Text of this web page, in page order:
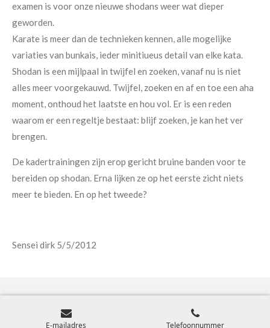
examen is voor onze nieuwe shodans weer wat dieper
geworden.
Karate is meer dan de technieken kennen, alle mogelijke
variaties van bunkais, ieder minitiueus detail van elke kata.
Shodan is een mijlpaal in twijfel en zoeken, vanaf nu is niet
alles meer voorgekauwd. Twijfel, zoeken en af en toe een aha
moment, onthoud het laatste en hou vol. Er is een reden
waarom er een regeltje bestaat: blijf zoeken, je kan het ver
brengen.
De kadertrainingen zijn erop gericht bruine banden voor te
bereiden op shodan. Erna lijken ze op het eerste zicht niets
meer te bieden. En op het tweede?
Sensei dirk 5/5/2012
© 2025 - 2026 Koenso Karate Leuven
Powered byJouwWeb
E-mailadres Telefoonnummer